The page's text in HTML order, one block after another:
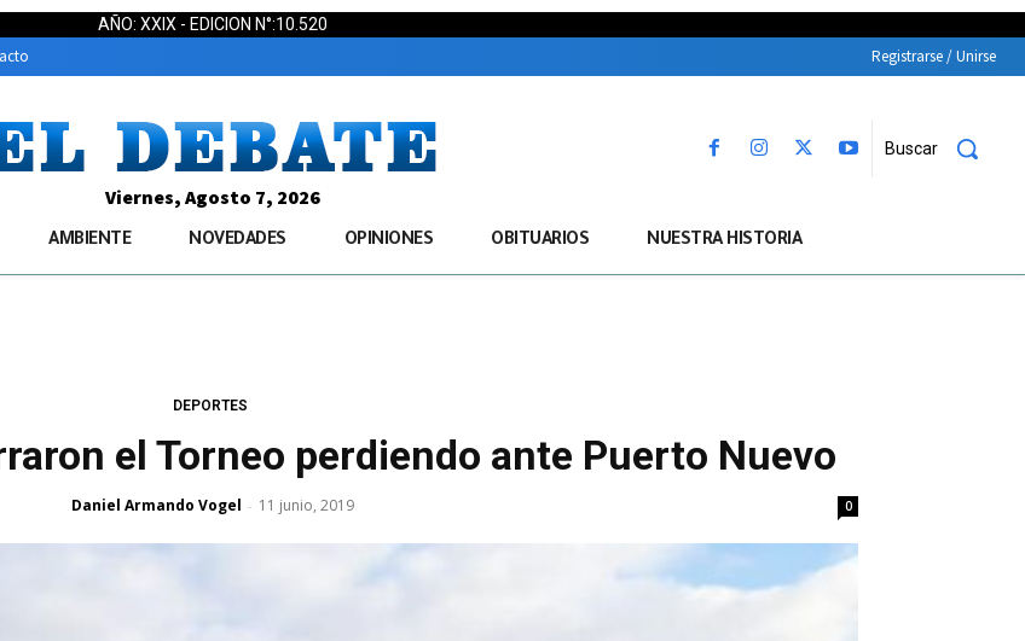
AÑO: XXIX - EDICION N°:10.520
Registrarse / Unirse
Buscar
Viernes, Agosto 7, 2026
AMBIENTE NOVEDADES OPINIONES OBITUARIOS NUESTRA HISTORIA
DEPORTES
el Torneo perdiendo ante Puerto Nuevo
Daniel Armando Vogel - 11 junio, 2019 0